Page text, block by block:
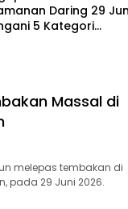
Daring 29
5 Kategori
Massal di
melepas tembakan di
pada 29 Juni 2026.